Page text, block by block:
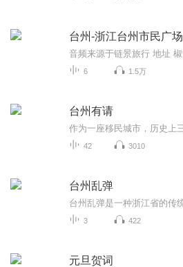
台州-浙江台州市民广场
6 1.5万
台州有请
42 3010
台州乱弹
3 422
元旦贺词